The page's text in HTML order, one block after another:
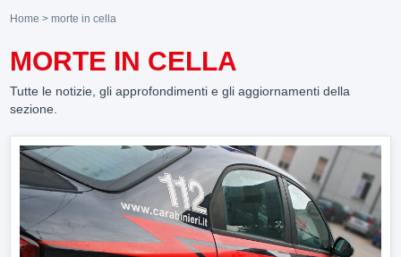
Home > morte in cella
MORTE IN CELLA
Tutte le notizie, gli approfondimenti e gli aggiornamenti della
sezione.